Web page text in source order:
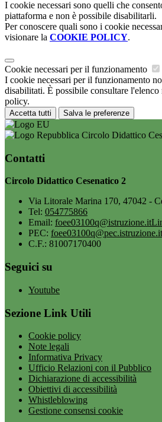
I cookie necessari sono quelli che
piattaforma e non è possibile disabilitarli.
Per conoscere quali sono i cookie
visionare la COOKIE POLICY.
Cookie necessari per il funzionamento
I cookie necessari per il funzionamento
disabilitati. È possibile consultare
policy.
Accetta tutti Salva le preferenze
Circolo Didattico
Contatti
Circolo Didattico Cesenatico 2
Via Litorale Marina 170, 47042 -
Tel: 054775866
Email: foee03100q@istruzione.it
PEC: foee03100q@pec.istruzione.it
C.F.: 81007170400
Seguici su
Youtube
Sezione Link Utili
Cookie policy
Note legali
Informativa Privacy
Ufficio Relazioni con il Pubblico
Dichiarazione di accessibilità
Obiettivi di accessibilità
Whistleblowing
Gestione consensi cookie